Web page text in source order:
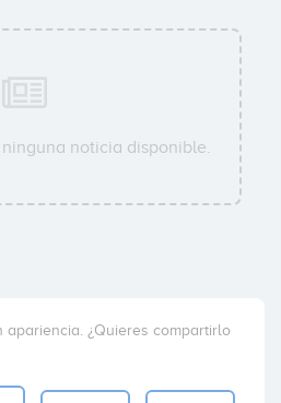
noticia disponible.
apariencia. ¿Quieres compartirlo